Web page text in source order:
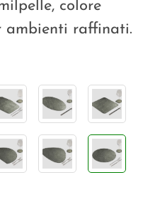
colore
ambienti raffinati.